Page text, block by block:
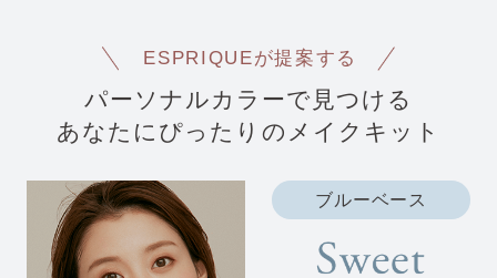
ESPRIQUEが提案する
パーソナルカラーで見つける
あなたにぴったりのメイクキット
ブルーベース